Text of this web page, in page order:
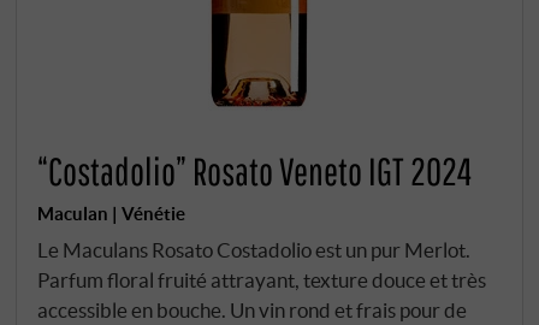
“Costadolio” Rosato Veneto IGT 2024
Maculan | Vénétie
Le Maculans Rosato Costadolio est un pur Merlot.
Parfum floral fruité attrayant, texture douce et très
accessible en bouche. Un vin rond et frais pour de